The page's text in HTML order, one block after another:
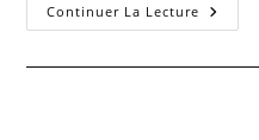
Continuer La Lecture